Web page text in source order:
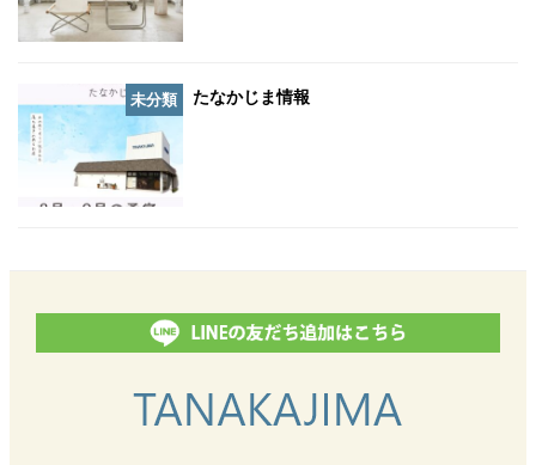
未分類 たなかじま情報